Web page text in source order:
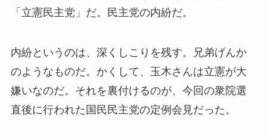
「立憲民主党」だ。民主党の内紛だ。
内紛というのは、深くしこりを残す。兄弟げんか
のようなものだ。かくして、玉木さんは立憲が大
嫌いなのだ。それを裏付けるのが、今回の衆院選
直後に行われた国民民主党の定例会見だった。